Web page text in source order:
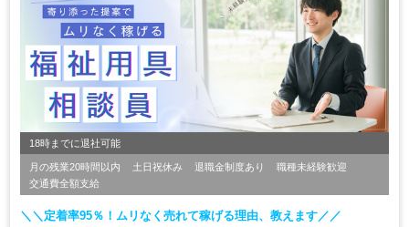
18時までに退社可能
月の残業20時間以内 土日祝休み 退職金制度あり
職種未経験歓迎
交通費全額支給
＼＼定着率95％！ムリなく売れて稼げる理由、教えます／／